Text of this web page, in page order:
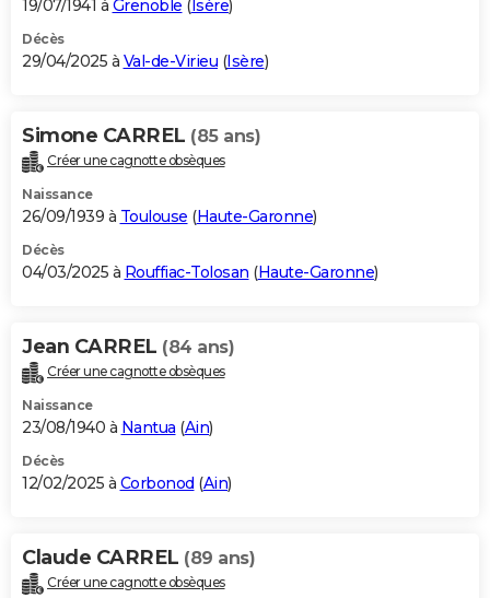
19/07/1941 à Grenoble ( Isère)
Décès
29/04/2025 à Val-de-Virieu (Isère)
Simone CARREL (85 ans)
Créer une cagnotte obsèques
Naissance
26/09/1939 à Toulouse (Haute-Garonne)
Décès
04/03/2025 à Rouffiac-Tolosan (Haute-Garonne)
Jean CARREL (84 ans)
Créer une cagnotte obsèques
Naissance
23/08/1940 à Nantua (Ain)
Décès
12/02/2025 à Corbonod (Ain)
Claude CARREL (89 ans)
Créer une cagnotte obsèques